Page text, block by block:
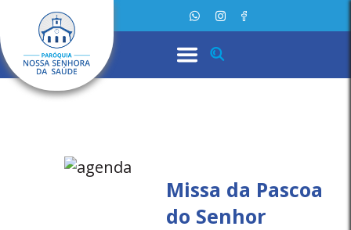
Missa da Pascoa
do Senhor